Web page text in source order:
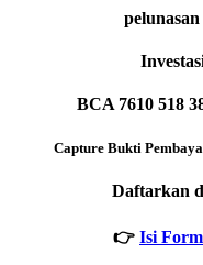
BCA 7610 518
Capture Bukti
Daftarkan
👉 Isi